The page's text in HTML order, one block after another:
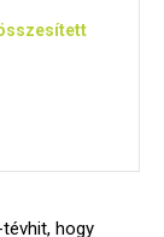
hogy